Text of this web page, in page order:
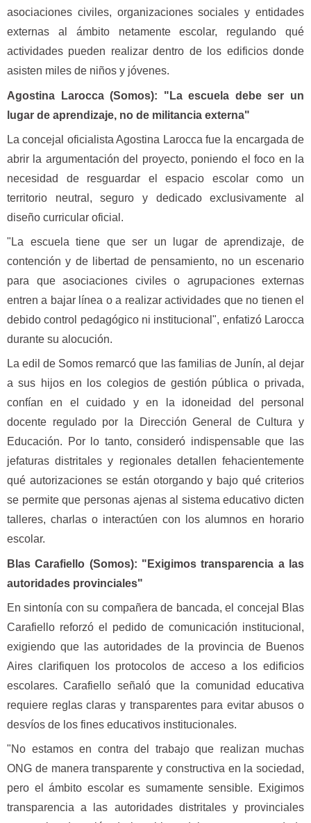
asociaciones civiles, organizaciones sociales y entidades
externas al ámbito netamente escolar, regulando qué
actividades pueden realizar dentro de los edificios donde
asisten miles de niños y jóvenes.
Agostina Larocca (Somos): "La escuela debe ser un
lugar de aprendizaje, no de militancia externa"
La concejal oficialista Agostina Larocca fue la encargada de
abrir la argumentación del proyecto, poniendo el foco en la
necesidad de resguardar el espacio escolar como un
territorio neutral, seguro y dedicado exclusivamente al
diseño curricular oficial.
"La escuela tiene que ser un lugar de aprendizaje, de
contención y de libertad de pensamiento, no un escenario
para que asociaciones civiles o agrupaciones externas
entren a bajar línea o a realizar actividades que no tienen el
debido control pedagógico ni institucional", enfatizó Larocca
durante su alocución.
La edil de Somos remarcó que las familias de Junín, al dejar
a sus hijos en los colegios de gestión pública o privada,
confían en el cuidado y en la idoneidad del personal
docente regulado por la Dirección General de Cultura y
Educación. Por lo tanto, consideró indispensable que las
jefaturas distritales y regionales detallen fehacientemente
qué autorizaciones se están otorgando y bajo qué criterios
se permite que personas ajenas al sistema educativo dicten
talleres, charlas o interactúen con los alumnos en horario
escolar.
Blas Carafiello (Somos): "Exigimos transparencia a las
autoridades provinciales"
En sintonía con su compañera de bancada, el concejal Blas
Carafiello reforzó el pedido de comunicación institucional,
exigiendo que las autoridades de la provincia de Buenos
Aires clarifiquen los protocolos de acceso a los edificios
escolares. Carafiello señaló que la comunidad educativa
requiere reglas claras y transparentes para evitar abusos o
desvíos de los fines educativos institucionales.
"No estamos en contra del trabajo que realizan muchas
ONG de manera transparente y constructiva en la sociedad,
pero el ámbito escolar es sumamente sensible. Exigimos
transparencia a las autoridades distritales y provinciales